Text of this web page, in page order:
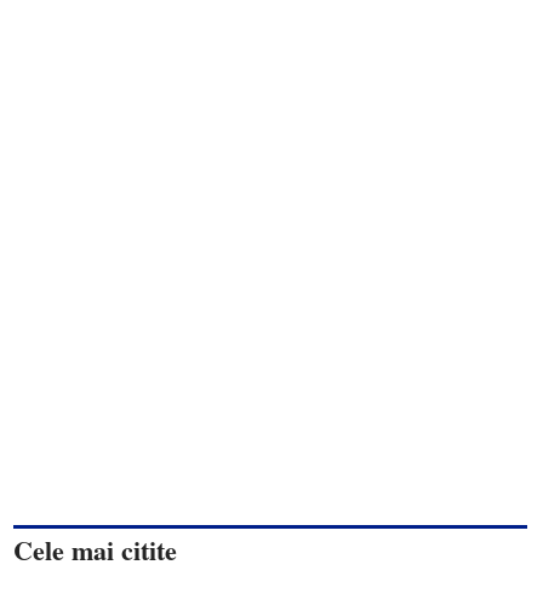
Cele mai citite